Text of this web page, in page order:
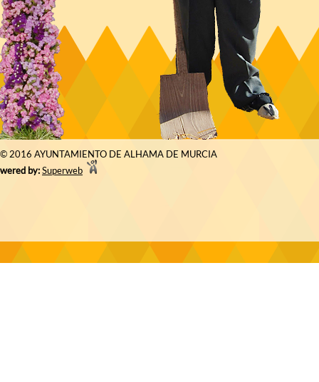
© 2016 AYUNTAMIENTO DE ALHAMA DE MURCIA
by:Superweb